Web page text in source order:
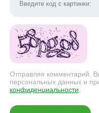
Отправляя комментарий,
персональных данных и
конфиденциальности.